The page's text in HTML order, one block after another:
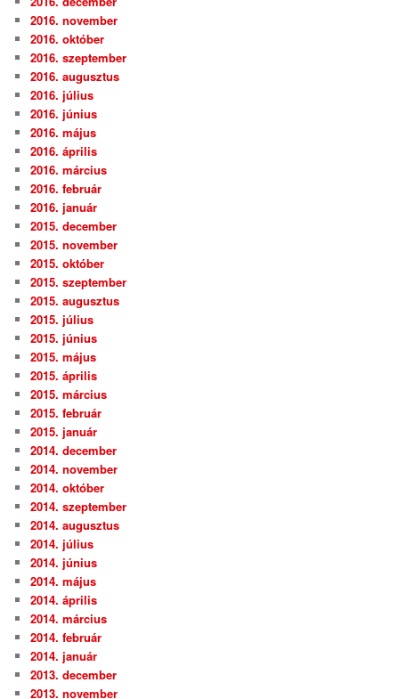
2016. november
2016. október
2016. szeptember
2016. augusztus
2016. július
2016. június
2016. május
2016. április
2016. március
2016. február
2016. január
2015. december
2015. november
2015. október
2015. szeptember
2015. augusztus
2015. július
2015. június
2015. május
2015. április
2015. március
2015. február
2015. január
2014. december
2014. november
2014. október
2014. szeptember
2014. augusztus
2014. július
2014. június
2014. május
2014. április
2014. március
2014. február
2014. január
2013. december
2013. november